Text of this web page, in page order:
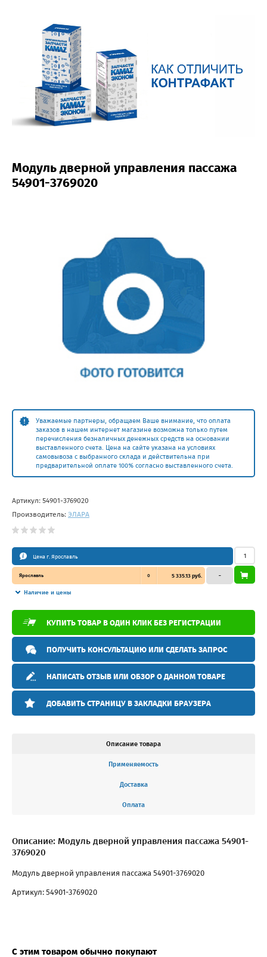
Модуль дверной управления пассажа
54901-3769020
Уважаемые партнеры, обращаем Ваше внимание, что оплата
заказов в нашем интернет магазине возможна только путем
перечисления безналичных денежных средств на основании
выставленного счета. Цена на сайте указана на условиях
самовывоза с выбранного склада и действительна при
предварительной оплате 100% согласно выставленного счета.
Артикул: 54901-3769020
Производитель: ЭЛАРА
Цена г. Ярославль
Ярославль 0 5 335.13 руб.
Наличие и цены
–
КУПИТЬ ТОВАР В ОДИН КЛИК БЕЗ РЕГИСТРАЦИИ
ПОЛУЧИТЬ КОНСУЛЬТАЦИЮ ИЛИ СДЕЛАТЬ ЗАПРОС
НАПИСАТЬ ОТЗЫВ ИЛИ ОБЗОР О ДАННОМ ТОВАРЕ
ДОБАВИТЬ СТРАНИЦУ В ЗАКЛАДКИ БРАУЗЕРА
Описание товара
Применяемость
Доставка
Оплата
Описание: Модуль дверной управления пассажа 54901-
3769020
Модуль дверной управления пассажа 54901-3769020
Артикул: 54901-3769020
С этим товаром обычно покупают